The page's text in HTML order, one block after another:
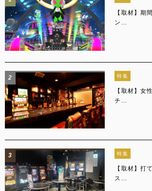
【取材】期
ン...
2 特集
【取材】女
チ...
3 特集
【取材】打
ス...